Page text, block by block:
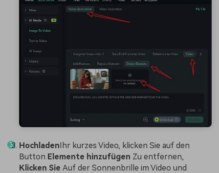
HochladenIhr kurzes Video, klicken Sie auf den
Button Elemente hinzufügen Zu entfernen,
Klicken Sie Auf der Sonnenbrille im Video und